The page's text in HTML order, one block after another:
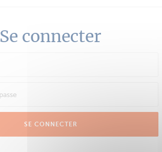
Se connecter
SE CONNECTER